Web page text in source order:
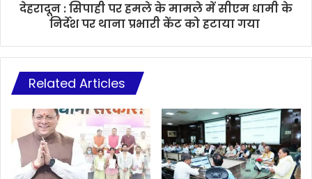
देहरादून : सिपाही पर हमले के मामले में सीएम धामी के
निर्देश पर थाना प्रभारी केंट को हटाया गया
Related Articles